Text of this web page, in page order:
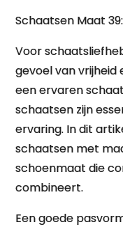
Schaatsen Maat
Voor
gevoel van vrijheid
een ervaren
schaatsen zijn
ervaring. In dit
schaatsen met
schoenmaat die
combineert.
Een goede